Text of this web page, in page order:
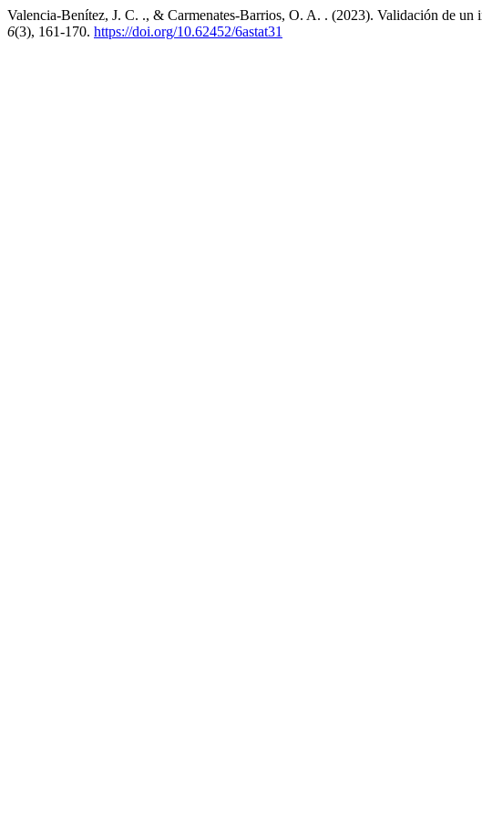
Valencia-Benítez, J. C. ., & Carmenates-Barrios, O. A. . (2023). Validación de
6(3), 161-170. https://doi.org/10.62452/6astat31